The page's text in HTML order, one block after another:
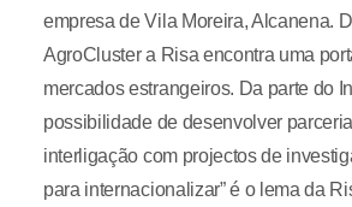
empresa de Vila Moreira, Alcanena.
AgroCluster a Risa encontra uma
mercados estrangeiros. Da parte do
possibilidade de desenvolver
interligação com projectos de
para internacionalizar” é o lema da